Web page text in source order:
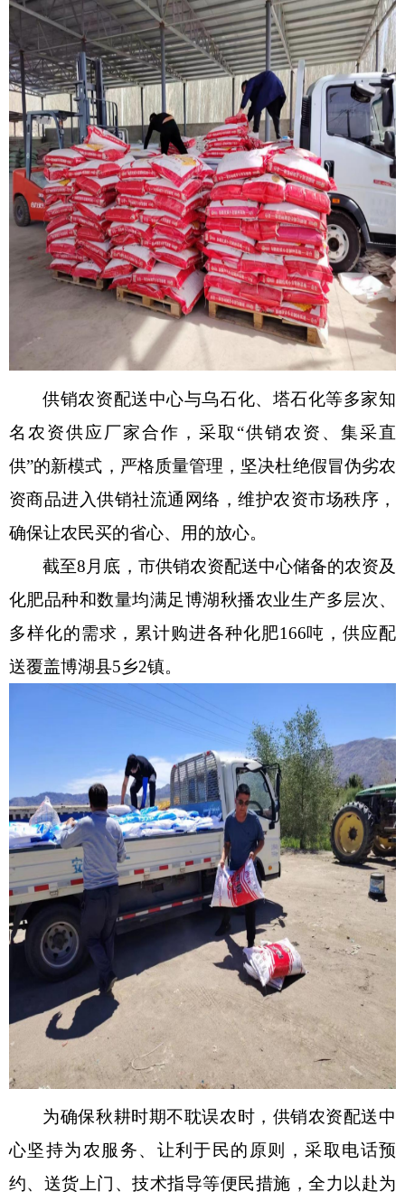
供销农资配送中心与乌石化、塔石化等多家知
名农资供应厂家合作，采取 “供销农资、集采直
供”的新模式，严格质量管理，坚决杜绝假冒伪劣农
资商品进入供销社流通网络，维护农资市场秩序，
确保让农民买的省心、用的放心。
截至8月底，市供销农资配送中心储备的农资及
化肥品种和数量均满足博湖秋播农业生产多层次、
多样化的需求，累计购进各种化肥166吨，供应配
送覆盖博湖县5乡2镇。
为确保秋耕时期不耽误农时，供销农资配送中
心坚持为农服务、让利于民的原则，采取电话预
约、送货上门、技术指导等便民措施，全力以赴为